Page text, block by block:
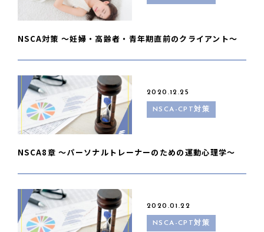
NSCA対策 〜妊婦・高齢者・青年期直前のクライアント〜
2020.12.25
NSCA-CPT対策
NSCA8章 〜パーソナルトレーナーのための運動心理学〜
2020.01.22
NSCA-CPT対策